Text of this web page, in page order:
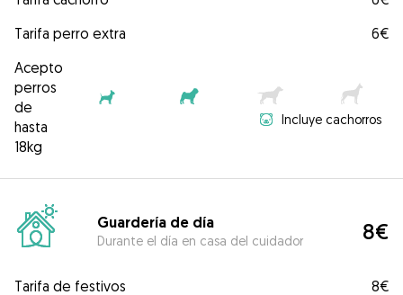
Tarifa perro extra
6€
Acepto
perros
de
hasta
18kg
Incluye cachorros
Guardería de día
Durante el día en casa del cuidador 8€
Tarifa de festivos 8€